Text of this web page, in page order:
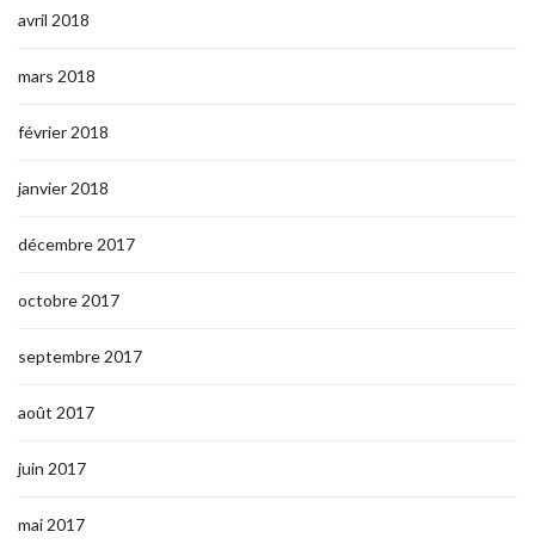
avril 2018
mars 2018
février 2018
janvier 2018
décembre 2017
octobre 2017
septembre 2017
août 2017
juin 2017
mai 2017